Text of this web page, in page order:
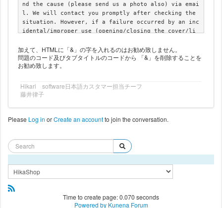
nd the cause (please send us a photo also) via emai
l. We will contact you promptly after checking the
situation. However, if a failure occurred by an inc
idental/improper use (opening/closing the cover/li
ch a shock due to dropping or hitting), the trouble
is a breach of warranty. A failure of consumption p
arts; such as batteries, glass, a case part, and a
ty. If your watch is not functioning properly by in
itial failure, please contact us within 7 days afte
a contact after passing one week from the delivered
accept repairing the watches which are out of a war
ranty. However in that case repairing and shipping
charges will be buyer fs responsibility.</p>
</div>
加えて、HTMLに「&」の字を入れるのはお勧め致しません。
問題のコード及びタブタイトルのコードから 「&」を削除することを
お勧め致します。
Hikari software日本語カスタマー担当チーフ
藤井律子
Please Log in orCreate an accountto join the conversation.
Time to create page: 0.070 seconds
Powered by Kunena Forum